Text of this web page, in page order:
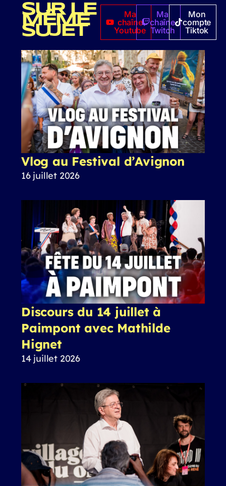
SUR LE
MÊME
SUJET
Ma
chaîne
Youtube
Ma
chaîne
Twitch
Mon
compte
Tiktok
Vlog au Festival d’Avignon
16 juillet 2026
Discours du 14 juillet à
Paimpont avec Mathilde
Hignet
14 juillet 2026